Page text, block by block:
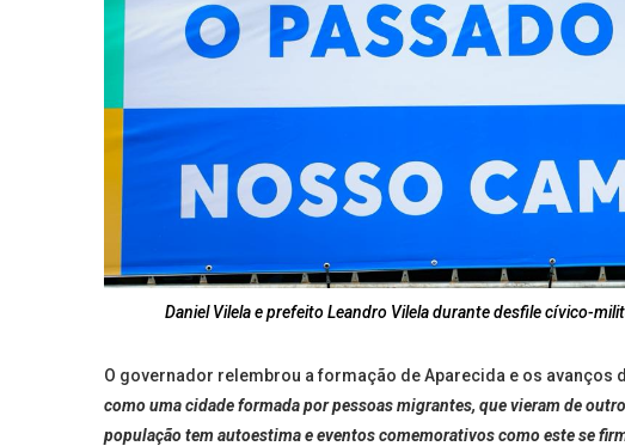
Daniel Vilela e prefeito Leandro Vilela durante desfile cívico-
O governador relembrou a formação de Aparecida e os avanços
como uma cidade formada por pessoas migrantes, que vieram de
população tem autoestima e eventos comemorativos como este se